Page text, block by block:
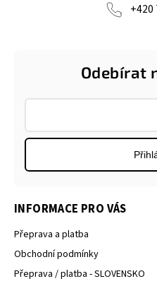
+420
Odebírat
INFORMACE PRO VÁS
Přeprava a platba
Obchodní podmínky
Přeprava / platba - SLOVENSKO